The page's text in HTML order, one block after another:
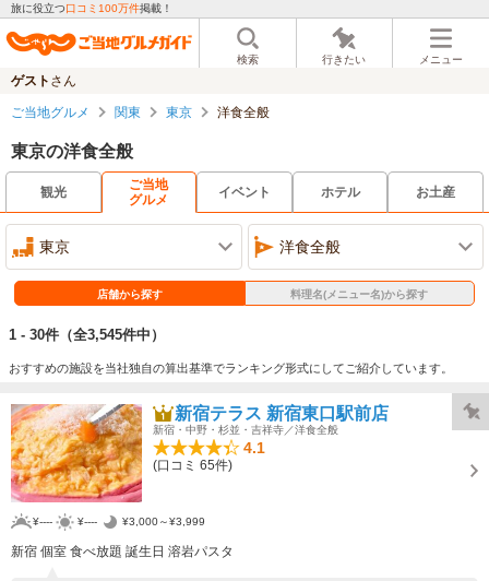
旅に役立つ口コミ100万件掲載！
検索 行きたい メニュー
ゲスト さん
ご当地グルメ 関東 東京 洋食全般
東京の洋食全般
観光
ご当地
グルメ
イベント ホテル お土産
東京 洋食全般
店舗から探す 料理名(メニュー名)から探す
1 - 30件 （全3,545件中）
おすすめの施設を当社独自の算出基準でランキング形式にしてご紹介しています。
新宿テラス 新宿東口駅前店
新宿・中野・杉並・吉祥寺／洋食全般
4.1
(口コミ 65件)
¥---- ¥---- ¥3,000～¥3,999
新宿 個室 食べ放題 誕生日 溶岩パスタ